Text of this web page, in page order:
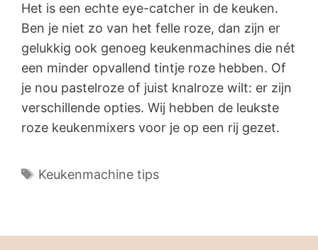
Het is een echte eye-catcher in de keuken.
Ben je niet zo van het felle roze, dan zijn er
gelukkig ook genoeg keukenmachines die nét
een minder opvallend tintje roze hebben. Of
je nou pastelroze of juist knalroze wilt: er zijn
verschillende opties. Wij hebben de leukste
roze keukenmixers voor je op een rij gezet.
Tags
Keukenmachine tips